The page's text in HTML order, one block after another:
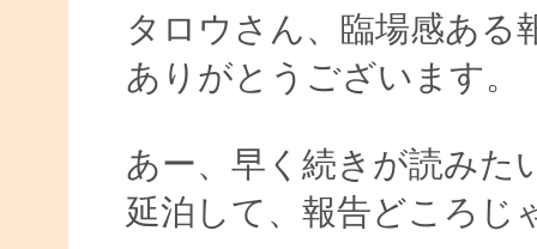
タロウさん、臨場感ある
ありがとうございます。
あー、早く続きが読みた
延泊して、報告どころじ